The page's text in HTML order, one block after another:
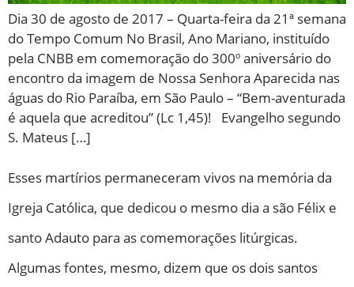
Dia 30 de agosto de 2017 – Quarta-feira da 21ª semana
do Tempo Comum No Brasil, Ano Mariano, instituído
pela CNBB em comemoração do 300º aniversário do
encontro da imagem de Nossa Senhora Aparecida nas
águas do Rio Paraíba, em São Paulo – “Bem-aventurada
é aquela que acreditou” (Lc 1,45)! Evangelho segundo
S. Mateus […]
Esses martírios permaneceram vivos na memória da
Igreja Católica, que dedicou o mesmo dia a são Félix e
santo Adauto para as comemorações litúrgicas.
Algumas fontes, mesmo, dizem que os dois santos